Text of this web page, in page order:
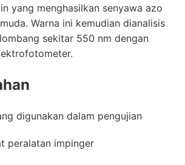
yang menghasilkan senyawa azo
Warna ini kemudian dianalisis
sekitar 550 nm dengan
digunakan dalam pengujian
peralatan impinger